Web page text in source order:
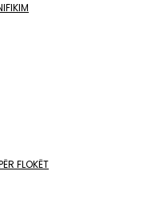
FLOKËT